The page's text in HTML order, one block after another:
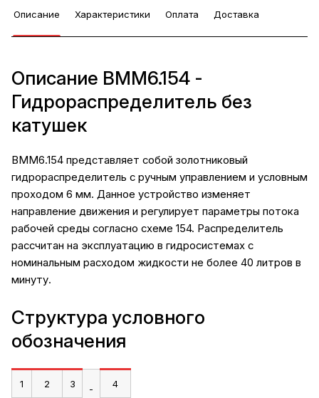
Описание Характеристики Оплата Доставка
Описание ВММ6.154 -
Гидрораспределитель без
катушек
ВММ6.154 представляет собой золотниковый
гидрораспределитель с ручным управлением и условным
проходом 6 мм. Данное устройство изменяет
направление движения и регулирует параметры потока
рабочей среды согласно схеме 154. Распределитель
рассчитан на эксплуатацию в гидросистемах с
номинальным расходом жидкости не более 40 литров в
минуту.
Структура условного
обозначения
1 2 3 - 4